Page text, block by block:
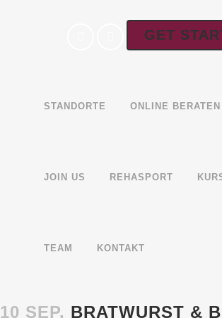
GET
STANDORTE ONLINE BERATEN
JOIN US REHASPORT
TEAM KONTAKT
10 SEP. BRATWURST &